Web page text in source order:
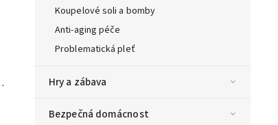
Koupelové soli a bomby
Anti-aging péče
Problematická pleť
Hry a zábava
Bezpečná domácnost